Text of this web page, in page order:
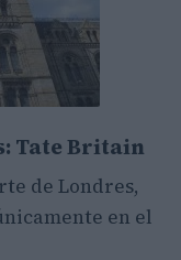
Tate Britain
de Londres,
en el